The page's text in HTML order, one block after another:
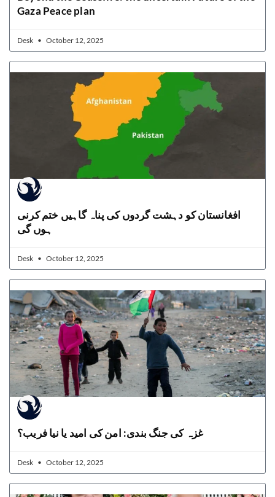
Gaza Peace plan
Desk October 12, 2025
افغانستان کو دہشت گردوں کی پناہ گاہیں ختم کرنی
ہوں گی
Desk October 12, 2025
غزہ کی جنگ بندی: امن کی امید یا نیا فریب؟
Desk October 12, 2025